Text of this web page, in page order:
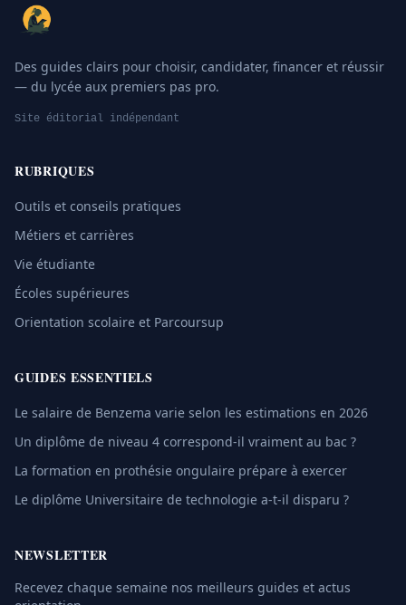
Des guides clairs pour choisir, candidater, financer et réussir
— du lycée aux premiers pas pro.
Site éditorial indépendant
RUBRIQUES
Outils et conseils pratiques
Métiers et carrières
Vie étudiante
Écoles supérieures
Orientation scolaire et Parcoursup
GUIDES ESSENTIELS
Le salaire de Benzema varie selon les estimations en 2026
Un diplôme de niveau 4 correspond-il vraiment au bac ?
La formation en prothésie ongulaire prépare à exercer
Le diplôme Universitaire de technologie a-t-il disparu ?
NEWSLETTER
Recevez chaque semaine nos meilleurs guides et actus